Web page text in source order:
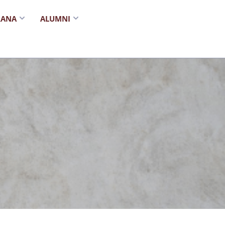
ALUMNI